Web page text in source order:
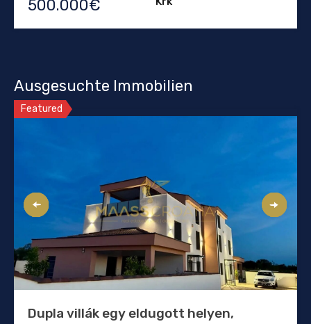
500.000€
Ausgesuchte Immobilien
Featured
Dupla villák egy eldugott helyen,